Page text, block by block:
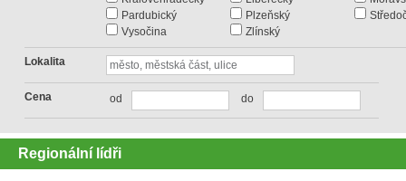
Pardubický
Plzeňský
Vysočina
Zlínský
Lokalita
Cena od do
Regionální lídři